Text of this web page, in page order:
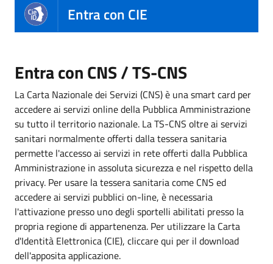
Entra con CIE
Entra con CNS / TS-CNS
La Carta Nazionale dei Servizi (CNS) è una smart card per
accedere ai servizi online della Pubblica Amministrazione
su tutto il territorio nazionale. La TS-CNS oltre ai servizi
sanitari normalmente offerti dalla tessera sanitaria
permette l'accesso ai servizi in rete offerti dalla Pubblica
Amministrazione in assoluta sicurezza e nel rispetto della
privacy. Per usare la tessera sanitaria come CNS ed
accedere ai servizi pubblici on-line, è necessaria
l'attivazione presso uno degli sportelli abilitati presso la
propria regione di appartenenza. Per utilizzare la Carta
d'Identità Elettronica (CIE), cliccare qui per il download
dell'apposita applicazione.